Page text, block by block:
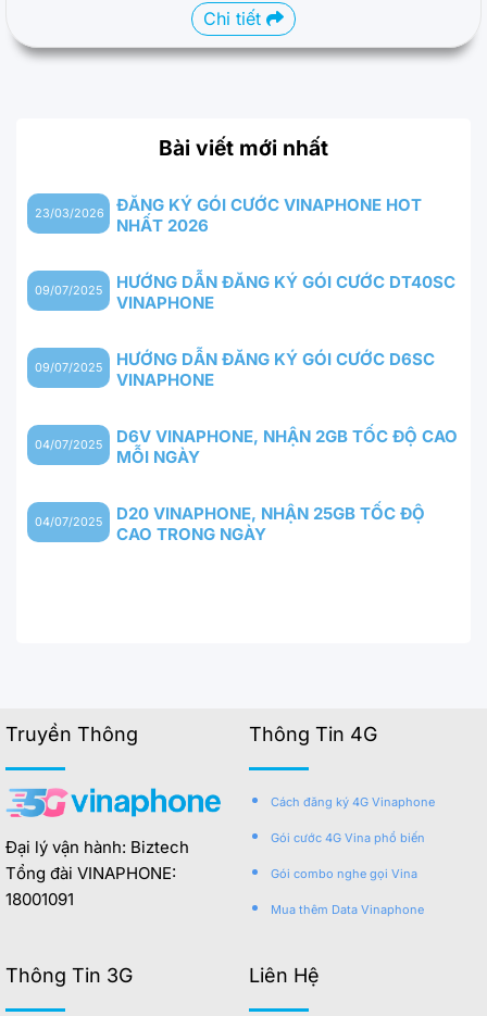
Chi tiết
Bài viết mới nhất
ĐĂNG KÝ GÓI CƯỚC VINAPHONE HOT
NHẤT 2026
23/03/2026
HƯỚNG DẪN ĐĂNG KÝ GÓI CƯỚC DT40SC
VINAPHONE
09/07/2025
HƯỚNG DẪN ĐĂNG KÝ GÓI CƯỚC D6SC
VINAPHONE
09/07/2025
D6V VINAPHONE, NHẬN 2GB TỐC ĐỘ CAO
MỖI NGÀY
04/07/2025
D20 VINAPHONE, NHẬN 25GB TỐC ĐỘ
CAO TRONG NGÀY
04/07/2025
Truyền Thông
Đại lý vận hành: Biztech
Tổng đài VINAPHONE:
18001091
Thông Tin 4G
Cách đăng ký 4G Vinaphone
Gói cước 4G Vina phổ biến
Gói combo nghe gọi Vina
Mua thêm Data Vinaphone
Thông Tin 3G Liên Hệ